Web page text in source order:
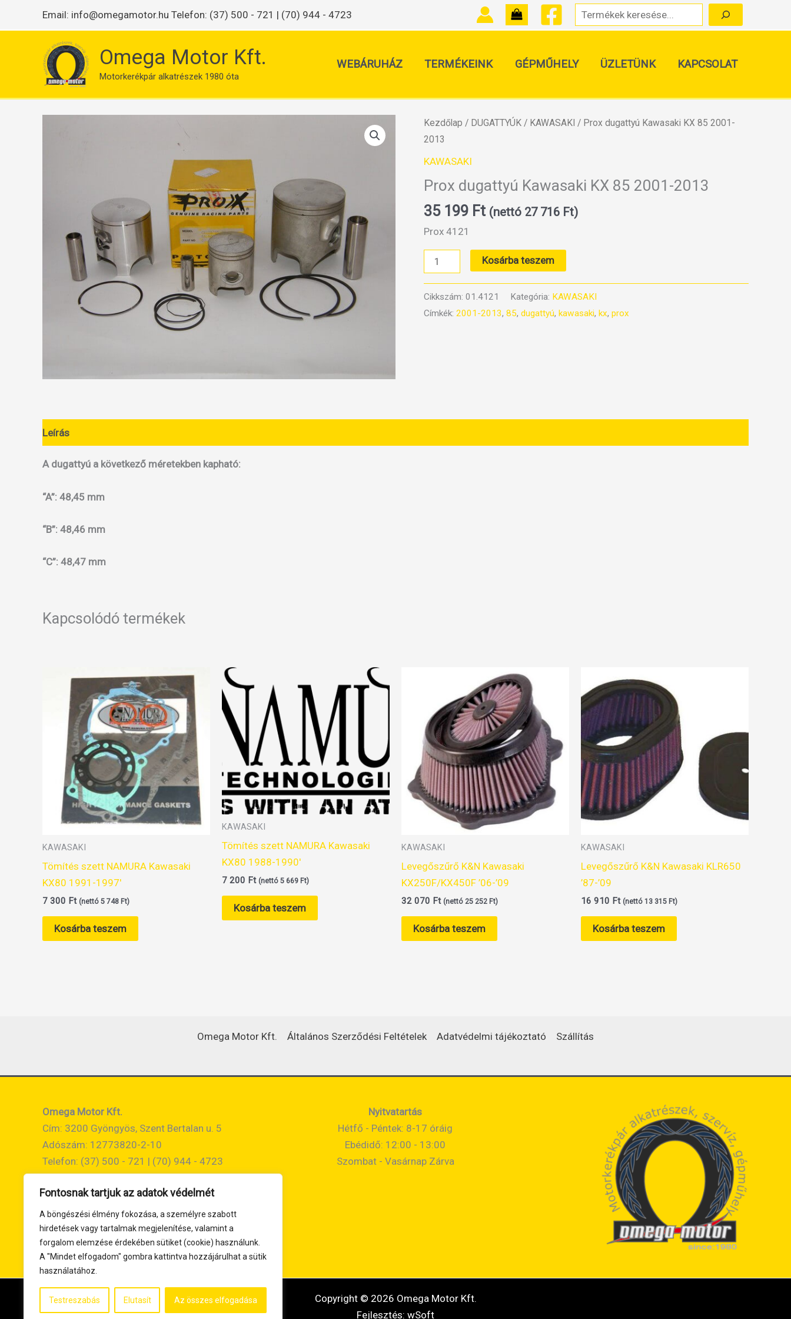
Fontosnak tartjuk az adatok védelmét
A böngészési élmény fokozása, a személyre szabott
hirdetések vagy tartalmak megjelenítése, valamint a
forgalom elemzése érdekében sütiket (cookie) használunk.
A "Mindet elfogadom" gombra kattintva hozzájárulhat a sütik
használatához.
Testreszabás Elutasít Az összes elfogadása
Email: info@omegamotor.hu Telefon: (37) 500 - 721 | (70) 944 - 4723 Keresés
Omega Motor Kft.
Motorkerékpár alkatrészek 1980 óta
WEBÁRUHÁZ TERMÉKEINK GÉPMŰHELY ÜZLETÜNK KAPCSOLAT
Kezdőlap / DUGATTYÚK / KAWASAKI / Prox dugattyú Kawasaki KX 85 2001-
2013
KAWASAKI
Prox dugattyú Kawasaki KX 85 2001-2013
35 199 Ft (nettó 27 716 Ft)
Prox 4121
Prox
dugattyú
Kawasaki
KX
Kosárba teszem
Cikkszám: 01.4121 Kategória: KAWASAKI
Címkék: 2001-2013, 85, dugattyú, kawasaki, kx, prox
Leírás
A dugattyú a következő méretekben kapható:
“A”: 48,45 mm
“B”: 48,46 mm
“C”: 48,47 mm
Kapcsolódó termékek
KAWASAKI
Tömítés szett NAMURA Kawasaki
KX80 1991-1997′
7 300 Ft (nettó 5 748 Ft)
Kosárba teszem
KAWASAKI
Tömítés szett NAMURA Kawasaki
KX80 1988-1990′
7 200 Ft (nettó 5 669 Ft)
Kosárba teszem
KAWASAKI
Levegőszűrő K&N Kawasaki
KX250F/KX450F ’06-’09
32 070 Ft (nettó 25 252 Ft)
Kosárba teszem
KAWASAKI
Levegőszűrő K&N Kawasaki KLR650
’87-’09
16 910 Ft (nettó 13 315 Ft)
Kosárba teszem
Omega Motor Kft. Általános Szerződési Feltételek Adatvédelmi tájékoztató Szállítás
Omega Motor Kft.
Cím: 3200 Gyöngyös, Szent Bertalan u. 5
Adószám: 12773820-2-10
Telefon: (37) 500 - 721 | (70) 944 - 4723
Nyitvatartás
Hétfő - Péntek: 8-17 óráig
Ebédidő: 12:00 - 13:00
Szombat - Vasárnap Zárva
Copyright © 2026 Omega Motor Kft.
Fejlesztés: wSoft